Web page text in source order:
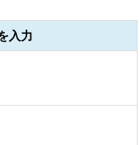
入力